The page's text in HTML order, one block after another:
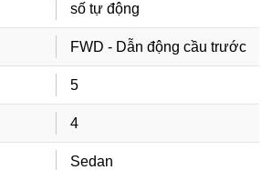
số tự động
FWD - Dẫn động cầu trước
5
4
Sedan